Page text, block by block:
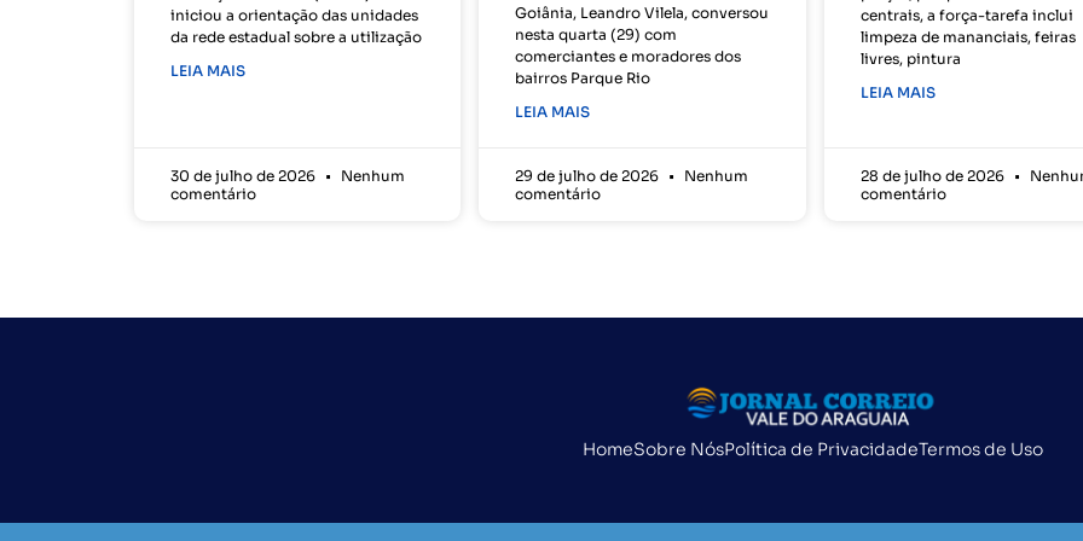
iniciou a orientação das unidades
da rede estadual sobre a utilização
LEIA MAIS
30 de julho de 2026
Nenhum
comentário
Goiânia, Leandro Vilela, conversou
nesta quarta (29) com
comerciantes e moradores dos
bairros Parque Rio
LEIA MAIS
29 de julho de 2026
Nenhum
comentário
centrais, a força-tarefa inclui
limpeza de mananciais, feiras
livres, pintura
LEIA MAIS
28 de julho de 2026
comentário
HomeSobre NósPolítica de PrivacidadeTermos de Uso